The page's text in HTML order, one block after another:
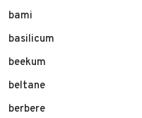
bami
basilicum
beekum
beltane
berbere